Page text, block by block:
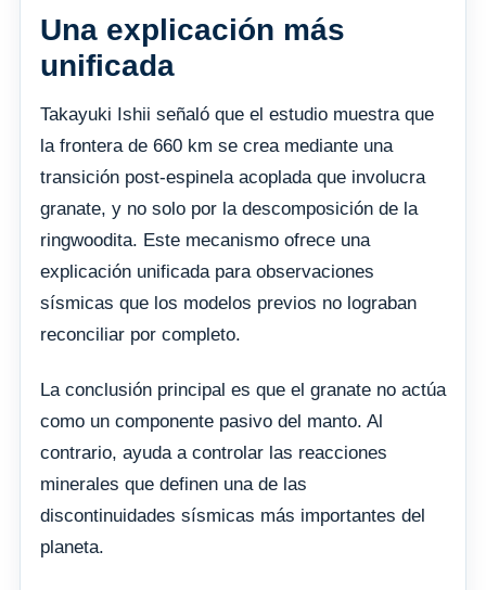
Una explicación más
unificada
Takayuki Ishii señaló que el estudio muestra que
la frontera de 660 km se crea mediante una
transición post-espinela acoplada que involucra
granate, y no solo por la descomposición de la
ringwoodita. Este mecanismo ofrece una
explicación unificada para observaciones
sísmicas que los modelos previos no lograban
reconciliar por completo.
La conclusión principal es que el granate no actúa
como un componente pasivo del manto. Al
contrario, ayuda a controlar las reacciones
minerales que definen una de las
discontinuidades sísmicas más importantes del
planeta.